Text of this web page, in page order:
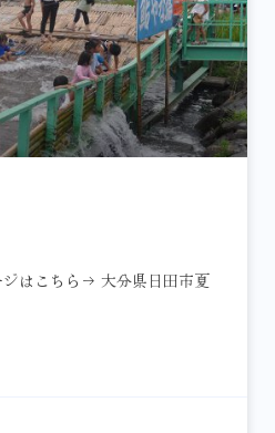
はこちら→ 大分県日田市夏